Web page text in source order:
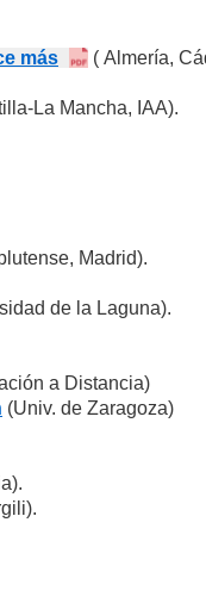
más
( Almería,
La Mancha, IAA).
Madrid).
de la Laguna).
a Distancia)
(Univ. de Zaragoza)